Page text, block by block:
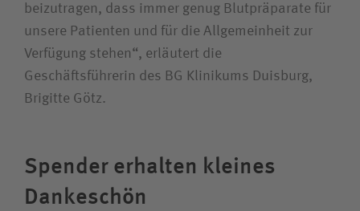
beizutragen, dass immer genug Blutpräparate für
unsere Patienten und für die Allgemeinheit zur
Verfügung stehen“, erläutert die
Geschäftsführerin des BG Klinikums Duisburg,
Brigitte Götz.
Spender erhalten kleines
Dankeschön